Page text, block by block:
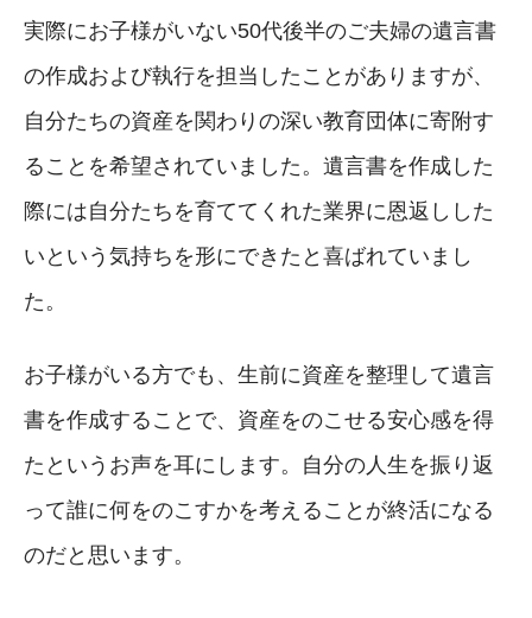
実際にお子様がいない50代後半のご夫婦の遺言書
の作成および執行を担当したことがありますが、
自分たちの資産を関わりの深い教育団体に寄附す
ることを希望されていました。遺言書を作成した
際には自分たちを育ててくれた業界に恩返しした
いという気持ちを形にできたと喜ばれていまし
た。
お子様がいる方でも、生前に資産を整理して遺言
書を作成することで、資産をのこせる安心感を得
たというお声を耳にします。自分の人生を振り返
って誰に何をのこすかを考えることが終活になる
のだと思います。